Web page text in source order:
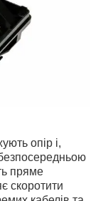
опір і,
пряме
скоротити